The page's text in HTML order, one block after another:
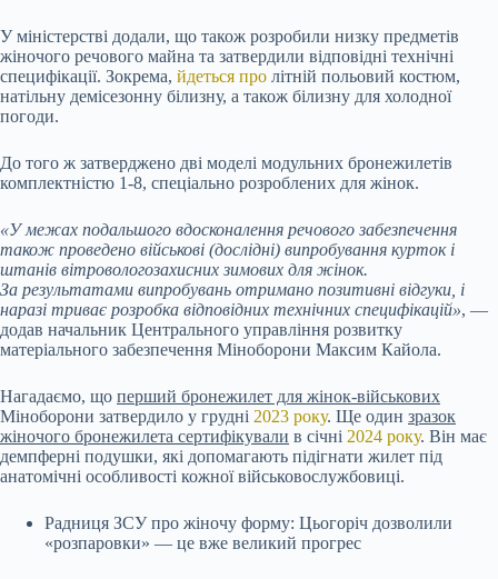
У міністерстві додали, що також розробили низку предметів
жіночого речового майна та затвердили відповідні технічні
специфікації. Зокрема, йдеться про літній польовий костюм,
натільну демісезонну білизну, а також білизну для холодної
погоди.
До того ж затверджено дві моделі модульних бронежилетів
комплектністю 1-8, спеціально розроблених для жінок.
«У межах подальшого вдосконалення речового забезпечення
також проведено військові (дослідні) випробування курток і
штанів вітровологозахисних зимових для жінок.
За результатами випробувань отримано позитивні відгуки, і
наразі триває розробка відповідних технічних специфікацій», —
додав начальник Центрального управління розвитку
матеріального забезпечення Міноборони Максим Кайола.
Нагадаємо, що перший бронежилет для жінок-військових
Міноборони затвердило у грудні 2023 року. Ще один зразок
жіночого бронежилета сертифікували в січні 2024 року. Він має
демпферні подушки, які допомагають підігнати жилет під
анатомічні особливості кожної військовослужбовиці.
Радниця ЗСУ про жіночу форму: Цьогоріч дозволили
«розпаровки» — це вже великий прогрес